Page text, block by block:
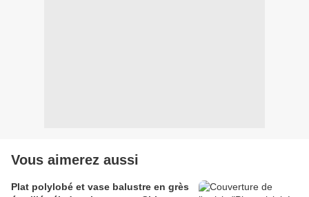
Vous aimerez aussi
Plat polylobé et vase balustre en grès